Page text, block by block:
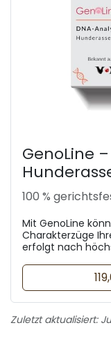
GenoLine
100 %
Mit GenoLine
Charakterzüge
erfolgt nach
Zuletzt aktualisiert: